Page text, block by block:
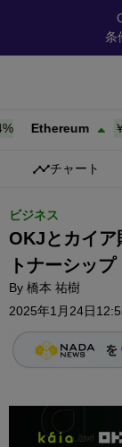
条
Ethereum ￥
チャート
ビジネス
OKJとカイア
トナーシップ
By 橋本 祐樹
2025年1月24日